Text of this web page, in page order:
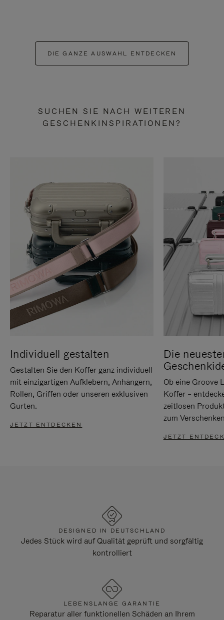
DIE GANZE AUSWAHL ENTDECKEN
SUCHEN SIE NACH WEITEREN
GESCHENKINSPIRATIONEN?
Individuell gestalten
Gestalten Sie den Koffer ganz individuell
mit einzigartigen Aufklebern, Anhängern,
Rollen, Griffen oder unseren exklusiven
Gurten.
JETZT ENTDECKEN
Die
Ob eine Groove
Koffer –
zeitlosen
zum
JETZT
DESIGNED IN DEUTSCHLAND
Jedes Stück wird auf Qualität geprüft und sorgfältig
kontrolliert
LEBENSLANGE GARANTIE
Reparatur aller funktionellen Schäden an Ihrem